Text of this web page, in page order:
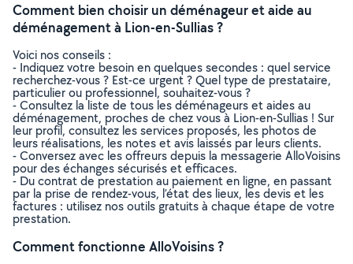
Comment bien choisir un déménageur et aide au
déménagement à Lion-en-Sullias ?
Voici nos conseils :
- Indiquez votre besoin en quelques secondes : quel service
recherchez-vous ? Est-ce urgent ? Quel type de prestataire,
particulier ou professionnel, souhaitez-vous ?
- Consultez la liste de tous les déménageurs et aides au
déménagement, proches de chez vous à Lion-en-Sullias ! Sur
leur profil, consultez les services proposés, les photos de
leurs réalisations, les notes et avis laissés par leurs clients.
- Conversez avec les offreurs depuis la messagerie AlloVoisins
pour des échanges sécurisés et efficaces.
- Du contrat de prestation au paiement en ligne, en passant
par la prise de rendez-vous, l’état des lieux, les devis et les
factures : utilisez nos outils gratuits à chaque étape de votre
prestation.
Comment fonctionne AlloVoisins ?